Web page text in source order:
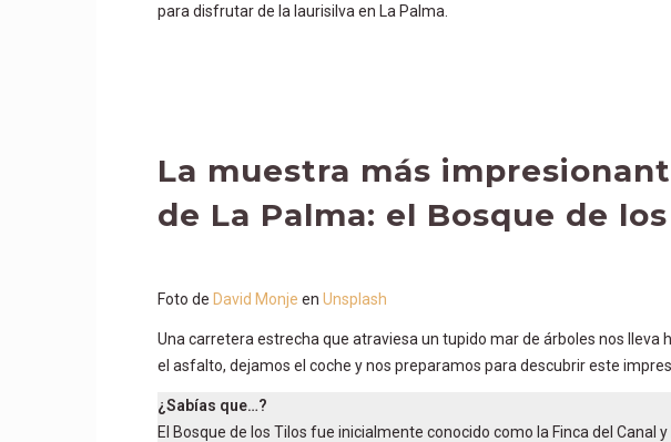
para disfrutar de la laurisilva en La Palma.
La muestra más
de La Palma: el Bosque de
Foto de David Monje en Unsplash
Una carretera estrecha que atraviesa un tupido mar de árboles nos lleva
el asfalto, dejamos el coche y nos preparamos para descubrir este
¿Sabías que…?
El Bosque de los Tilos fue inicialmente conocido como la Finca del Canal